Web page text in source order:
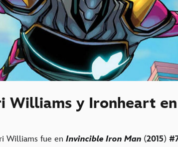
Williams y Ironheart
Williams fue en Invincible Iron Man (2015)